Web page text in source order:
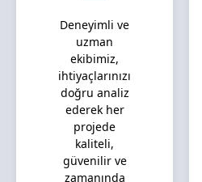
Deneyimli ve
uzman
ekibimiz,
ihtiyaçlarınızı
doğru analiz
ederek her
projede
kaliteli,
güvenilir ve
zamanında